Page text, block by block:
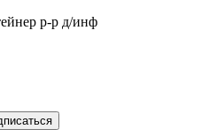
р-р д/инф